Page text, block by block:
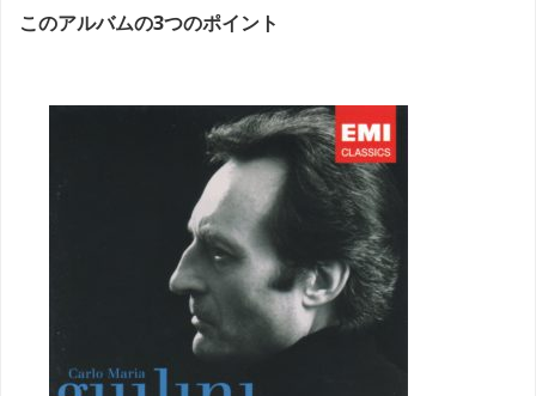
このアルバムの3つのポイント